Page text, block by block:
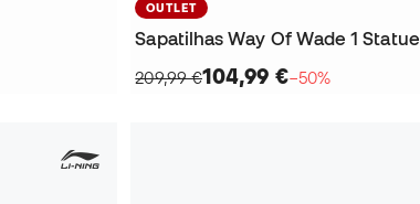
OUTLET
Sapatilhas Way Of Wade 1 Statue
209,99 €104,99 €−50%